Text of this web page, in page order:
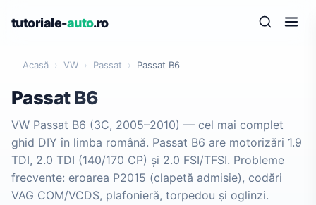
tutoriale-auto.ro
Acasă › VW › Passat › Passat B6
Passat B6
VW Passat B6 (3C, 2005–2010) — cel mai complet
ghid DIY în limba română. Passat B6 are motorizări 1.9
TDI, 2.0 TDI (140/170 CP) și 2.0 FSI/TFSI. Probleme
frecvente: eroarea P2015 (clapetă admisie), codări
VAG COM/VCDS, plafonieră, torpedou și oglinzi.